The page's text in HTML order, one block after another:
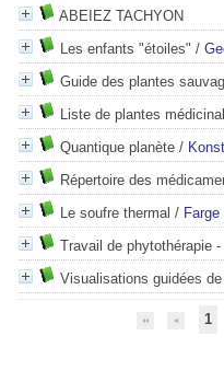
ABEIEZ TACHYON
Les enfants "étoiles" /
Guide des plantes
Liste de plantes
Quantique planète /
Répertoire des
Le soufre thermal /
Travail de phytothérapie
Visualisations guidées
1